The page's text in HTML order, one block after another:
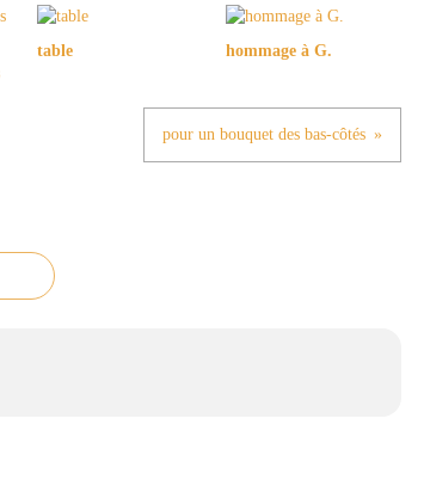
table hommage à G.
pour un bouquet des bas-côtés